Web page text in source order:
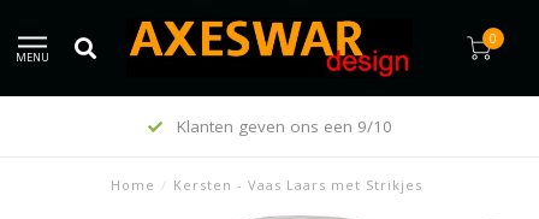
MENU
0
Klanten geven ons een 9/10
Home / Kersten - Vaas Laars met Strikjes